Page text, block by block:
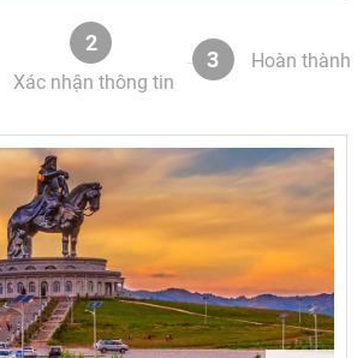
2
Xác nhận thông tin
3 Hoàn thành